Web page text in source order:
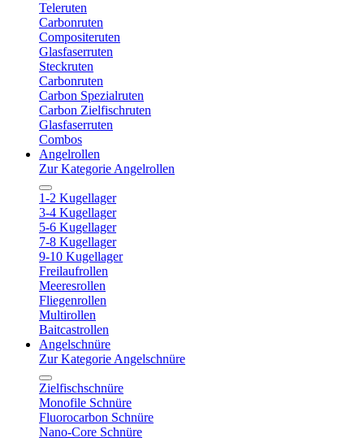
Teleruten
Carbonruten
Compositeruten
Glasfaserruten
Steckruten
Carbonruten
Carbon Spezialruten
Carbon Zielfischruten
Glasfaserruten
Combos
Angelrollen
Zur Kategorie Angelrollen
1-2 Kugellager
3-4 Kugellager
5-6 Kugellager
7-8 Kugellager
9-10 Kugellager
Freilaufrollen
Meeresrollen
Fliegenrollen
Multirollen
Baitcastrollen
Angelschnüre
Zur Kategorie Angelschnüre
Zielfischschnüre
Monofile Schnüre
Fluorocarbon Schnüre
Nano-Core Schnüre